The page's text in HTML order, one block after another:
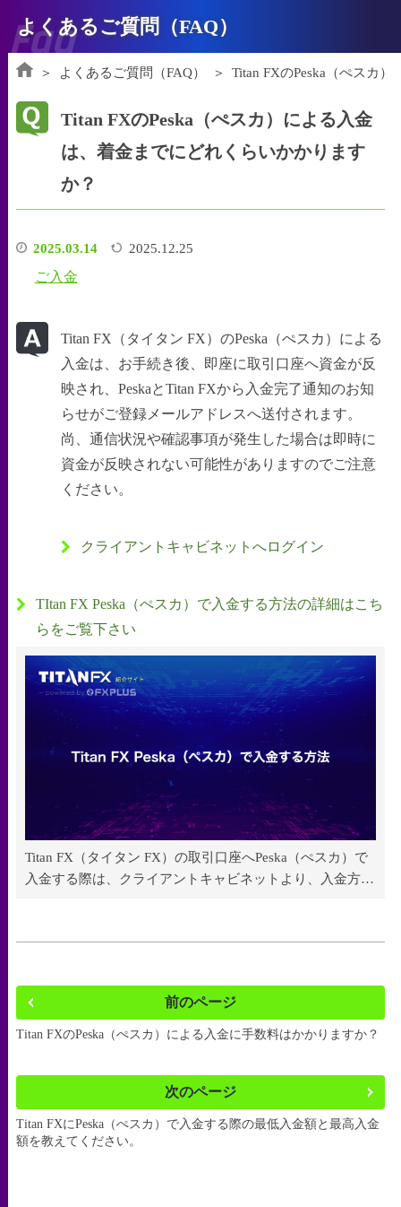
よくあるご質問（FAQ）
Faq
よくあるご質問（FAQ） Titan FXのPeska（ぺスカ
Titan FXのPeska（ぺスカ）による入金
は、着金までにどれくらいかかります
か？
2025.03.14 2025.12.25
ご入金
Titan FX（タイタン FX）のPeska（ぺスカ）による
入金は、お手続き後、即座に取引口座へ資金が反
映され、PeskaとTitan FXから入金完了通知のお知
らせがご登録メールアドレスへ送付されます。
尚、通信状況や確認事項が発生した場合は即時に
資金が反映されない可能性がありますのでご注意
ください。
クライアントキャビネットへログイン
TItan FX Peska（ぺスカ）で入金する方法の詳細はこち
らをご覧下さい
Titan FX（タイタン FX）の取引口座へPeska（ぺスカ）で
入金する際は、クライアントキャビネットより、入金方法
一である必要があります。
前のページ
Titan FXのPeska（ぺスカ）による入金に手数料はかかりますか？
次のページ
Titan FXにPeska（ぺスカ）で入金する際の最低入金額と最高入金
額を教えてください。